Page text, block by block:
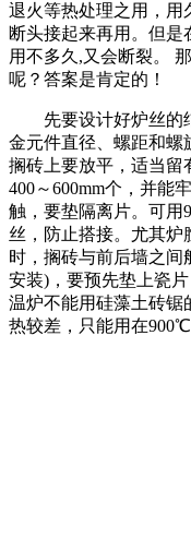
退火等热处理之用，用
断头接起来再用。但是
用不多久,又会断裂。
呢？答案是肯定的！
先要设计好炉丝的结
金元件直径、螺距和螺
搁砖上要放平，适当留
400～600mm个，并能
触，要垫隔离片。可用
丝，防止搭接。尤其炉
时，搁砖与前后墙之间
安装)，要预先垫上瓷
温炉不能用硅藻土砖锯
热较差，只能用在